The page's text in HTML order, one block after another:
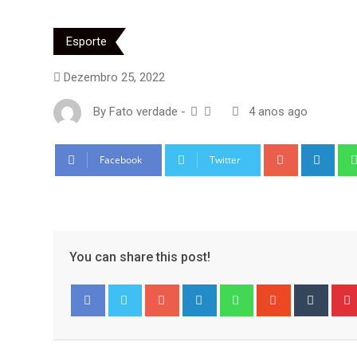
Esporte
Dezembro 25, 2022
By Fato verdade - 4 anos ago
Facebook Twitter Google+
You can share this post!
Google+ LinkedIn WhatsappStumbleUpon
Tumblr